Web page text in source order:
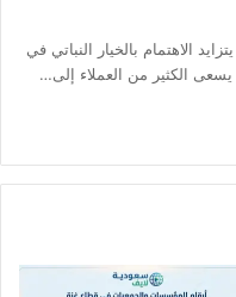
الاهتمام بالخيار النباتي في
الكثير من العملاء إلى…